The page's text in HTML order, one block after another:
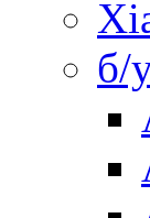
б/